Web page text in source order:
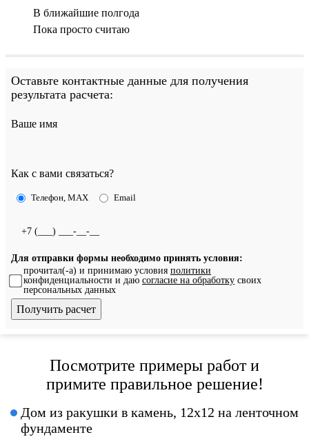
В ближайшие полгода
Пока просто считаю
Оставьте контактные данные для получения
результата расчета:
Ваше имя
Как с вами связаться?
Телефон, MAX Email
Для отправки формы необходимо принять условия:
прочитал(-а) и принимаю условия политики
конфиденциальности и даю согласие на обработку своих
персональных данных
Посмотрите примеры работ и
примите правильное решение!
Дом из ракушки в камень, 12x12 на ленточном
фундаменте